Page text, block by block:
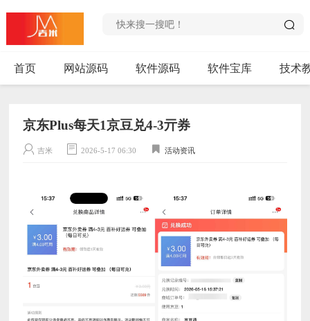
首页 网站源码 软件源码 软件宝库 技术
京东Plus每天1京豆兑4-3亓券
吉米 2026-5-17 06:30 活动资讯